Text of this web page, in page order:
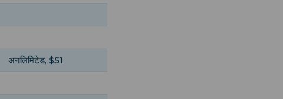
अनलिमिटेड, $51